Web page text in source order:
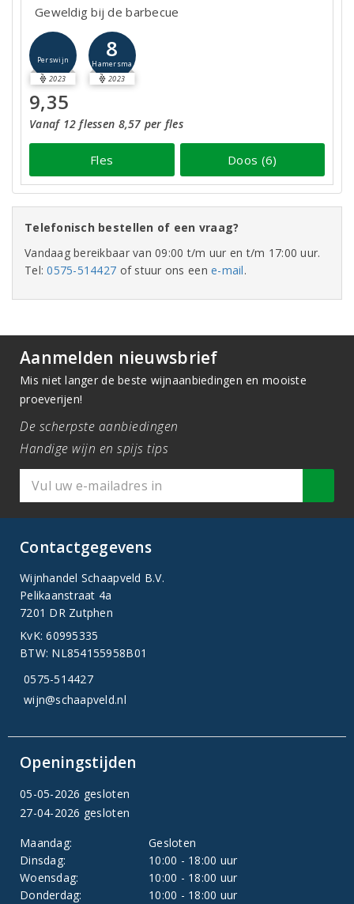
Geweldig bij de barbecue
Perswijn
2023
8
Hamersma
2023
9,35
Vanaf 12 flessen 8,57 per fles
Fles Doos (6)
Telefonisch bestellen of een vraag?
Vandaag bereikbaar van 09:00 t/m uur en t/m 17:00 uur.
Tel:0575-514427 of stuur ons eene-mail.
Aanmelden nieuwsbrief
Mis niet langer de beste wijnaanbiedingen en mooiste
proeverijen!
De scherpste aanbiedingen
Handige wijn en spijs tips
Contactgegevens
Wijnhandel Schaapveld B.V.
Pelikaanstraat 4a
7201 DR Zutphen
KvK: 60995335
BTW: NL854155958B01
0575-514427
wijn@schaapveld.nl
Openingstijden
05-05-2026 gesloten
27-04-2026 gesloten
Maandag:
Gesloten
Dinsdag:
10:00 - 18:00 uur
Woensdag:
10:00 - 18:00 uur
Donderdag:
10:00 - 18:00 uur